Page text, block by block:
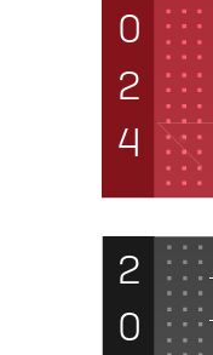
0
2
4
2
0